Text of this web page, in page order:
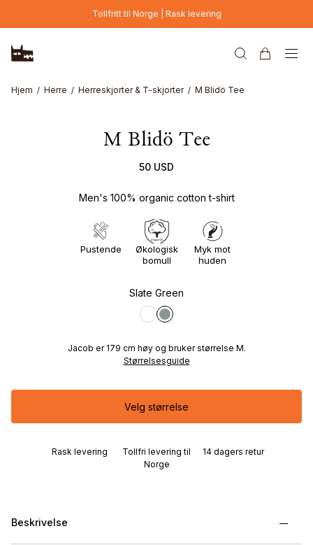
Hopp til hovedinnholdTollfritt til Norge | Rask levering
Hjem Herre Herreskjorter & T-skjorter M Blidö Tee
Online Exclusive
M Blidö Tee
50 USD
Men's 100% organic cotton t-shirt
Pustende
Økologisk
bomull
Myk mot
huden
Slate Green
Jacob er 179 cm høy og bruker størrelse M.
Størrelsesguide
Velg størrelse
Rask levering
Tollfri levering til
Norge
14 dagers retur
Beskrivelse